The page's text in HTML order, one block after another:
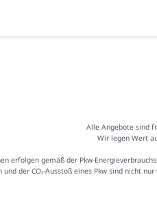
Alle Angebote sind
Wir legen Wert
erfolgen gemäß der Pkw-
und der CO₂-Ausstoß eines Pkw sind nicht